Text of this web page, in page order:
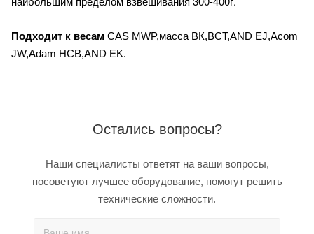
Подходит к весам CAS MWP,масса ВК,ВСТ,AND EJ,Acom
JW,Adam HCB,AND EK.
Остались вопросы?
Наши специалисты ответят на ваши вопросы,
посоветуют лучшее оборудование, помогут решить
технические сложности.